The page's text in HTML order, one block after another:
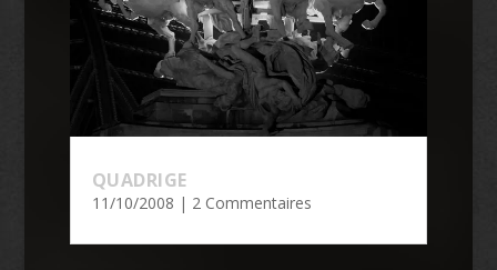
QUADRIGE
11/10/2008 | 2 Commentaires